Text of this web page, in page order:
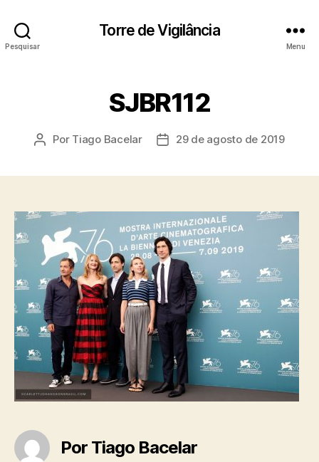
Pesquisar
Torre de Vigilância
Menu
SJBR112
Autor
Por Tiago Bacelar
Data29 de agosto de 2019
Por Tiago Bacelar